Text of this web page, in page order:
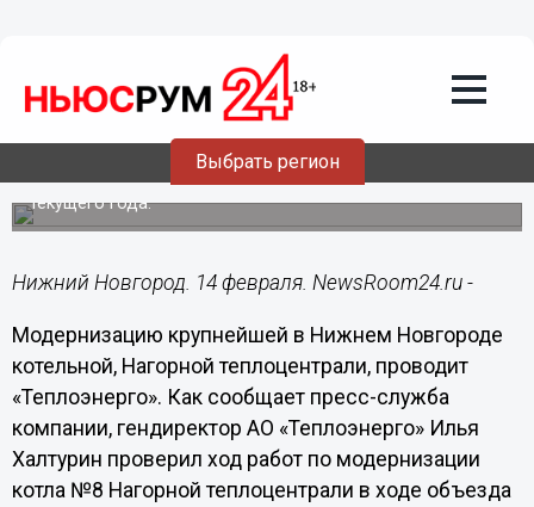
Выбрать регион
«Теплоэнерго» проводит
модернизацию нижегородской
Нагорной теплоцентрали
Мероприятия включены в ремонтную программу
текущего года.
Нижний Новгород. 14 февраля. NewsRoom24.ru -
Модернизацию крупнейшей в Нижнем Новгороде
котельной, Нагорной теплоцентрали, проводит
«Теплоэнерго». Как сообщает пресс-служба
компании, гендиректор АО «Теплоэнерго» Илья
Халтурин проверил ход работ по модернизации
котла №8 Нагорной теплоцентрали в ходе объезда